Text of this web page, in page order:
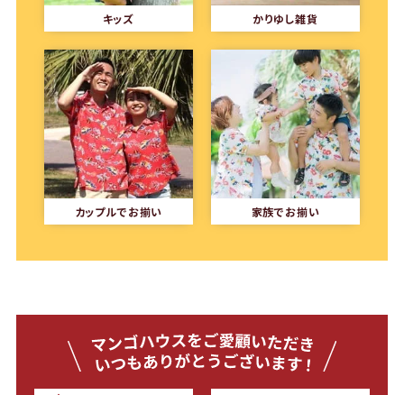
キッズ かりゆし雑貨
カップルでお揃い 家族でお揃い